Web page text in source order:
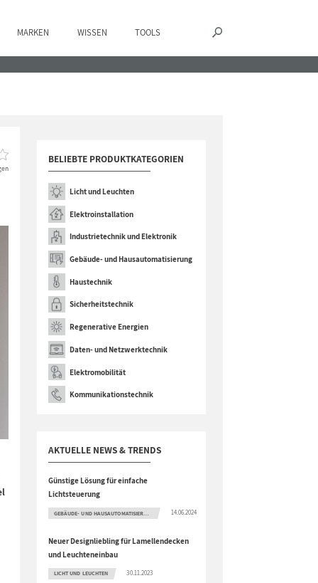
MARKEN WISSEN TOOLS
BELIEBTE PRODUKTKATEGORIEN
Licht und Leuchten
Elektroinstallation
Industrietechnik und Elektronik
Gebäude- und Hausautomatisierung
Haustechnik
Sicherheitstechnik
Regenerative Energien
Daten- und Netzwerktechnik
Elektromobilität
Kommunikationstechnik
AKTUELLE NEWS & TRENDS
Günstige Lösung für einfache
Lichtsteuerung
14.06.2024
Neuer Designliebling für Lamellendecken
und Leuchteneinbau
LICHT UND LEUCHTEN 30.11.2023